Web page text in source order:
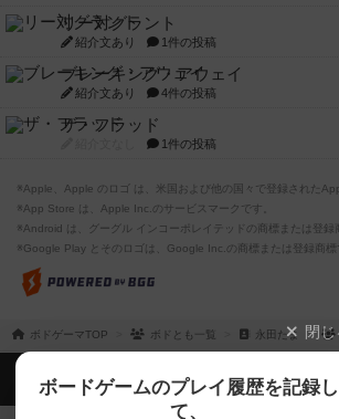
リー対グラント
紹介文あり 1件の投稿
ブレーキング・アウェイ
紹介文あり 4件の投稿
ザ・フラッド
1件の投稿
※Apple、Apple のロゴ は、米国および他の国々で登録された
※App Store は、Apple Inc.のサービスマークです。
※Android は、グーグル インコーポレイテッドの商標または登録
※Google Play とそのロゴは、Google Inc.の商標または登録商標
ボドゲーマTOP ボドとも一覧 永田たま 閉
ボードゲームのプレイ履歴を記録し
て、
ボドゲーマTOP